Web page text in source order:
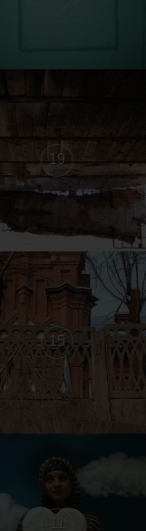
19
15
11